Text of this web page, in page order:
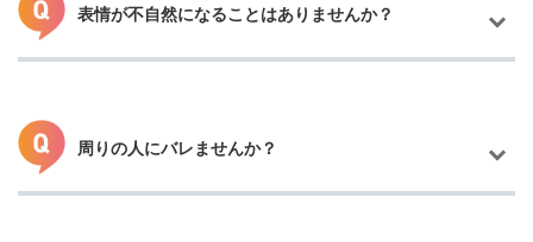
両耳の前後から髪の生え際を切開し不要な皮膚を除去するため耳
の周りに跡が残ります。ロングヘアーの方は髪で隠すことも可能
表情が不自然になることはありませんか？
筋肉や表情の動きに影響しない部位を切除するため、自然な仕上
がりになります。施術前に医師の診察にて希望をお伺いしており
周りの人にバレませんか？